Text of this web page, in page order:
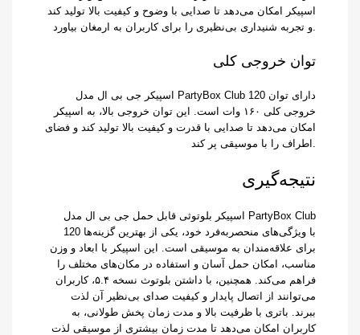
اسپیکر امکان می‌دهد تا صدایی با وضوح و کیفیت بالا تولید کند
و تجربه شنیداری بی‌نظیری را برای کاربران به ارمغان بیاورد.
توان خروجی کلی
اسپیکر جی بی ال مدل PartyBox Club 120 دارای توان
خروجی کلی ۱۶۰ وات است. این توان خروجی بالا، به اسپیکر
امکان می‌دهد تا صدایی با قدرت و کیفیت بالا تولید کند و فضای
اطراف را با موسیقی پر کند.
نتیجه‌گیری
اسپیکر بلوتوثی قابل حمل جی بی ال مدل PartyBox Club
120 با ویژگی‌های منحصربه‌فرد خود، یکی از بهترین گزینه‌ها
برای علاقه‌مندان به موسیقی است. این اسپیکر با ابعاد و وزن
مناسب، امکان حمل آسان و استفاده در مکان‌های مختلف را
فراهم می‌کند. همچنین، با داشتن بلوتوث نسخه ۵.۴، کاربران
می‌توانند از اتصال پایدار و کیفیت صدای بی‌نظیر آن لذت
ببرند. باتری با ظرفیت بالا و مدت زمان پخش طولانی، به
کاربران امکان می‌دهد تا مدت زمان بیشتری از موسیقی لذت